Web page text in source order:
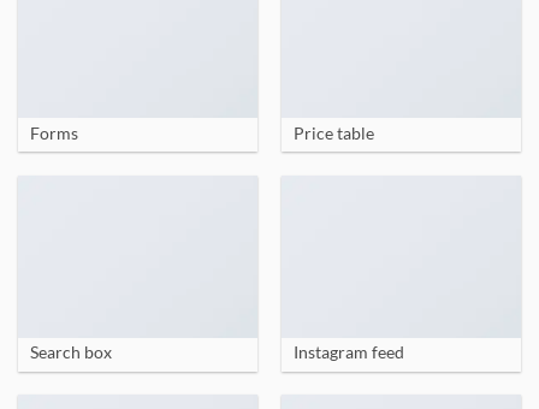
Forms Price table
Search box Instagram feed